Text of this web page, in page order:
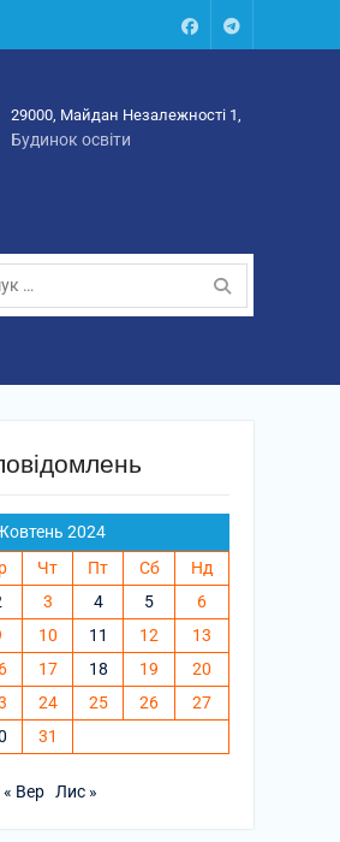
FacebookTalegram
29000, Майдан Незалежності 1,
Будинок освіти
2024
Чт Пт Сб
Нд
3 4 5
6
10 11 12
13
17 18 19
20
24 25 26
27
31
« Вер Лис »